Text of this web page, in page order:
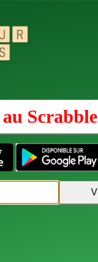
Scrabble